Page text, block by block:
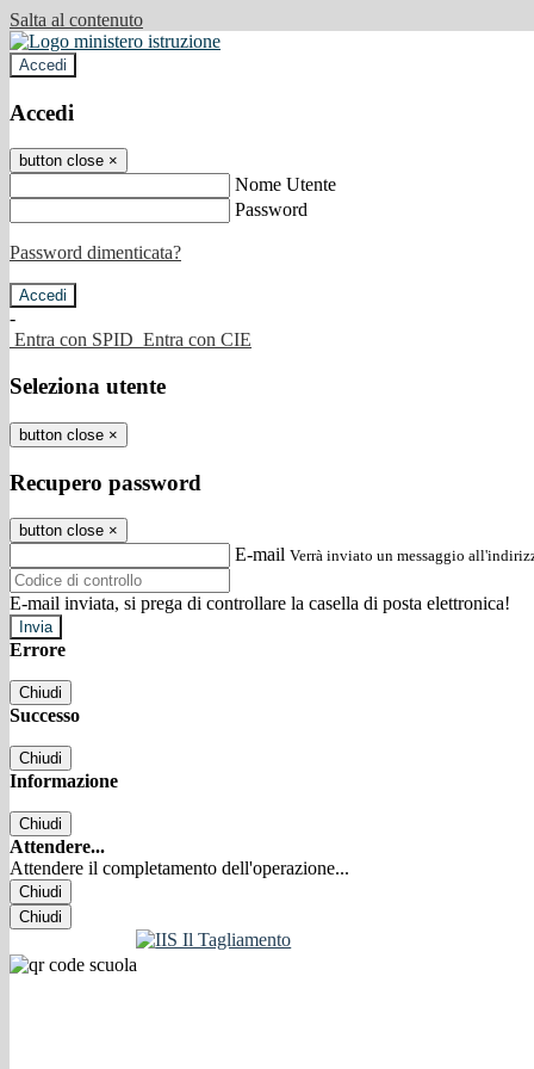
Salta al contenuto
Accedi
Accedi
button close ×
Nome Utente
Password
Password dimenticata?
-
Entra con SPID Entra con CIE
Seleziona utente
button close ×
Recupero password
button close ×
E-mail Verrà inviato un messaggio
E-mail inviata, si prega di controllare la casella di posta elettronica!
Errore
Chiudi
Successo
Chiudi
Informazione
Chiudi
Attendere...
Attendere il completamento dell'operazione...
Chiudi
Chiudi